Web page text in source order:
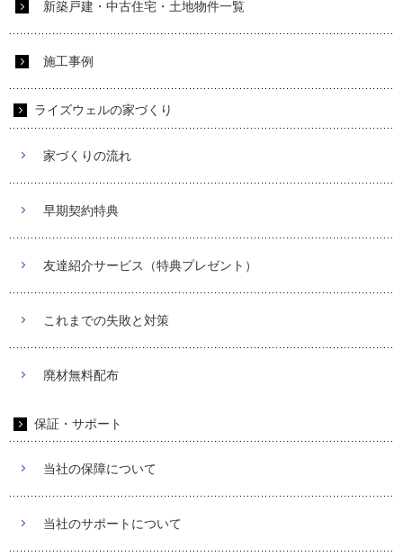
新築戸建・中古住宅・土地物件一覧
施工事例
ライズウェルの家づくり
家づくりの流れ
早期契約特典
友達紹介サービス（特典プレゼント）
これまでの失敗と対策
廃材無料配布
保証・サポート
当社の保障について
当社のサポートについて